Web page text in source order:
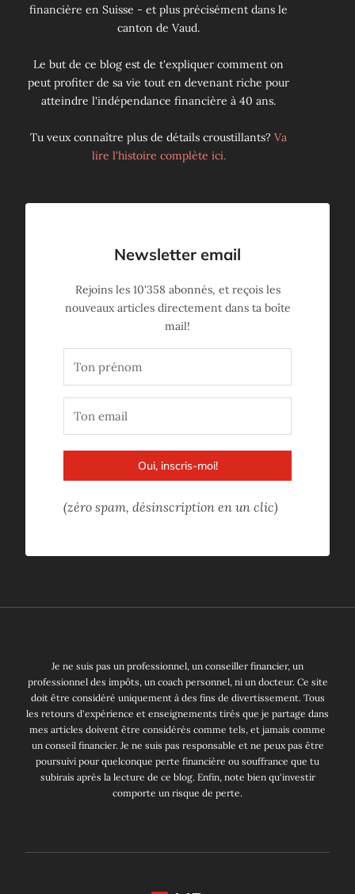
financière en Suisse - et plus précisément dans le
canton de Vaud.
Le but de ce blog est de t'expliquer comment on
peut profiter de sa vie tout en devenant riche pour
atteindre l'indépendance financière à 40 ans.
Tu veux connaître plus de détails croustillants? Va
lire l'histoire complète ici.
Newsletter email
Rejoins les 10'358 abonnés, et reçois les
nouveaux articles directement dans ta boîte
mail!
Oui, inscris-moi!
(zéro spam, désinscription en un clic)
Je ne suis pas un professionnel, un conseiller financier, un
professionnel des impôts, un coach personnel, ni un docteur. Ce site
doit être considéré uniquement à des fins de divertissement. Tous
les retours d'expérience et enseignements tirés que je partage dans
mes articles doivent être considérés comme tels, et jamais comme
un conseil financier. Je ne suis pas responsable et ne peux pas être
poursuivi pour quelconque perte financière ou souffrance que tu
subirais après la lecture de ce blog. Enfin, note bien qu'investir
comporte un risque de perte.